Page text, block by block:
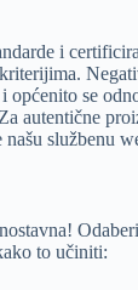
i
općenito se
autentične
službenu
to učiniti: